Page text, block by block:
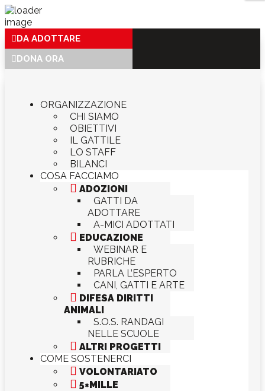
DA ADOTTARE
DONA ORA
ORGANIZZAZIONE
CHI SIAMO
OBIETTIVI
IL GATTILE
LO STAFF
BILANCI
COSA FACCIAMO
 ADOZIONI
GATTI DA
ADOTTARE
A-MICI ADOTTATI
 EDUCAZIONE
WEBINAR E
RUBRICHE
PARLA L’ESPERTO
CANI, GATTI E ARTE
 DIFESA DIRITTI
ANIMALI
S.O.S. RANDAGI
NELLE SCUOLE
 ALTRI PROGETTI
COME SOSTENERCI
 VOLONTARIATO
 5×MILLE